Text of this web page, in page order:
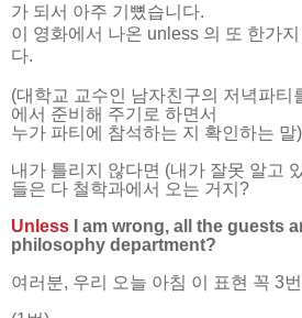
가 되서 아주 기뼜습니다.
이 영화에서 나온 unless 의 또 한가
다.
(대학교 교수인 남자친구의 저녁파티
에서 준비해 주기로 하면서
누가 파티에 참석하는 지 확인하는 말)
내가 틀리지 않다면 (내가 잘못 알고
들은 다 철학과에서 오는 거지?
Unless I am wrong, all the guests
philosophy department?
여러분, 우리 오늘 아침 이 표현 꼭 3